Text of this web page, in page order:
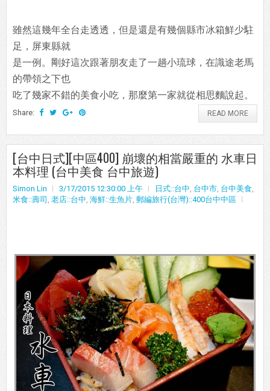
雖然這幾年全台走透透，但是還是有幾個縣市冰箱鮮少駐
足，屏東縣就
是一例。剛好這次跟著朋友走了一趟小琉球，在識途老馬
的帶領之下也
吃了幾家不錯的美食小吃，那麼第一家就從相思麵說起。
Share: READ MORE
[台中日式][中區400] 崩壞的相當嚴重的 水車日
本料理 (台中美食 台中旅遊)
Simon Lin 3/17/2015 12:30:00 上午 日式::台中 台中市 台中美食
米食::壽司 老店::台中 海鮮::生魚片 郵編旅行(台灣)::400台中中區